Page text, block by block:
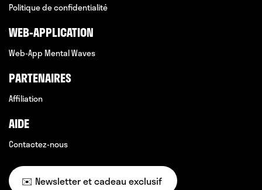
Politique de confidentialité
WEB-APPLICATION
Web-App Mental Waves
PARTENAIRES
Affiliation
AIDE
Contactez-nous
✉️ Newsletter et cadeau exclusif